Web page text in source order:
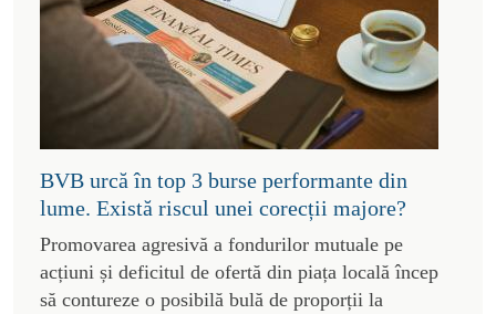
BVB urcă în top 3 burse performante din
lume. Există riscul unei corecții majore?
Promovarea agresivă a fondurilor mutuale pe
acțiuni și deficitul de ofertă din piața locală încep
să contureze o posibilă bulă de proporții la